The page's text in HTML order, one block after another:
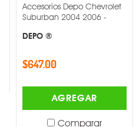
Accesorios Depo Chevrolet
Suburban 2004 2006 -
DEPO ®
$647.00
AGREGAR
Comparar